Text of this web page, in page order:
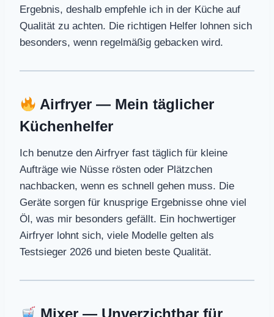
Ergebnis, deshalb empfehle ich in der Küche auf
Qualität zu achten. Die richtigen Helfer lohnen sich
besonders, wenn regelmäßig gebacken wird.
Airfryer — Mein täglicher
Küchenhelfer
Ich benutze den Airfryer fast täglich für kleine
Aufträge wie Nüsse rösten oder Plätzchen
nachbacken, wenn es schnell gehen muss. Die
Geräte sorgen für knusprige Ergebnisse ohne viel
Öl, was mir besonders gefällt. Ein hochwertiger
Airfryer lohnt sich, viele Modelle gelten als
Testsieger 2026 und bieten beste Qualität.